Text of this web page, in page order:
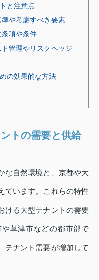
と注意点
準や考慮すべき要素
条項や条件
管理やリスクヘッジ
の効果的な方法
トの需要と供給
な自然環境と、京都や大
ています。これらの特性
ける大型テナントの需要
草津市などの都市部で
テナント需要が増加して